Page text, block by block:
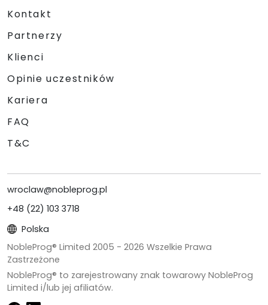
Kontakt
Partnerzy
Klienci
Opinie uczestników
Kariera
FAQ
T&C
wroclaw@nobleprog.pl
+48 (22) 103 3718
Polska
NobleProg® Limited 2005 - 2026 Wszelkie Prawa
Zastrzeżone
NobleProg® to zarejestrowany znak towarowy NobleProg
Limited i/lub jej afiliatów.